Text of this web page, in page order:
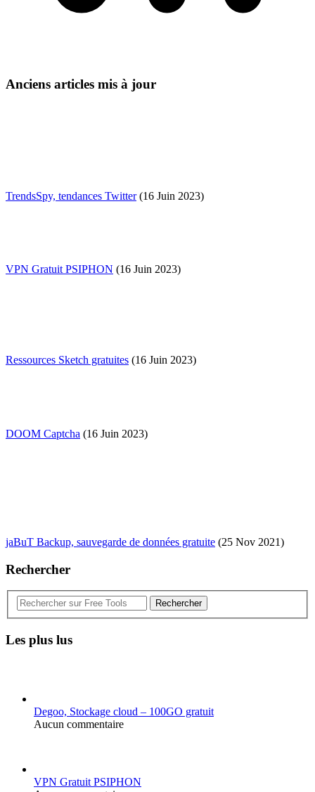
Anciens articles mis à jour
TrendsSpy, tendances Twitter(16 Juin 2023)
VPN Gratuit PSIPHON (16 Juin 2023)
Ressources Sketch gratuites (16 Juin 2023)
DOOM Captcha (16 Juin 2023)
jaBuT Backup, sauvegarde de données gratuite (25 Nov 2021)
Rechercher
Rechercher
Les plus lus
Degoo, Stockage cloud – 100GO gratuit
Aucun commentaire
VPN Gratuit PSIPHON